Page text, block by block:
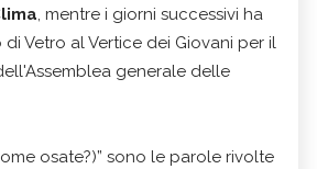
, mentre i giorni successivi ha
Vetro al Vertice dei Giovani per il
generale delle
osate?)” sono le parole rivolte